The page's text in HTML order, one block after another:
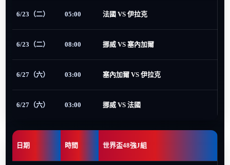
6/23（二） 05:00 法國 VS 伊拉克
6/23（二） 08:00 挪威 VS 塞內加爾
6/27（六） 03:00 塞內加爾 VS 伊拉克
6/27（六） 03:00 挪威 VS 法國
日期 時間 世界盃48強J組